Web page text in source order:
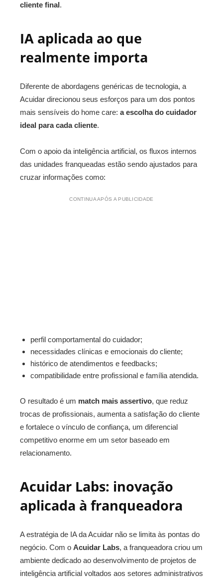
cliente final.
IA aplicada ao que
realmente importa
Diferente de abordagens genéricas de tecnologia, a
Acuidar direcionou seus esforços para um dos pontos
mais sensíveis do home care: a escolha do cuidador
ideal para cada cliente.
Com o apoio da inteligência artificial, os fluxos internos
das unidades franqueadas estão sendo ajustados para
cruzar informações como:
CONTINUA APÓS A PUBLICIDADE
perfil comportamental do cuidador;
necessidades clínicas e emocionais do cliente;
histórico de atendimentos e feedbacks;
compatibilidade entre profissional e família atendida.
O resultado é um match mais assertivo, que reduz
trocas de profissionais, aumenta a satisfação do cliente
e fortalece o vínculo de confiança, um diferencial
competitivo enorme em um setor baseado em
relacionamento.
Acuidar Labs: inovação
aplicada à franqueadora
A estratégia de IA da Acuidar não se limita às pontas do
negócio. Com o Acuidar Labs, a franqueadora criou um
ambiente dedicado ao desenvolvimento de projetos de
inteligência artificial voltados aos setores administrativos